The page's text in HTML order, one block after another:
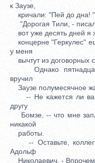
к Заузе,
кричали: "Пей до дна! "
"Дорогая Тили, - писал
вот уже десять дней я
концерне "Геркулес"
у меня
вычтут из договорных
Однако
вручил
Заузе полумесячное
-- Не кажется ли
другу
Бомзе, -- что мне
никакой
работы.
-- Оставьте,
Адольф
Николаевич. -